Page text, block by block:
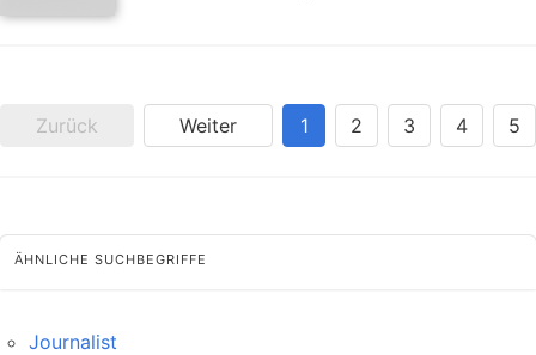
Zurück Weiter 1 2 3 4 5
ÄHNLICHE SUCHBEGRIFFE
Journalist